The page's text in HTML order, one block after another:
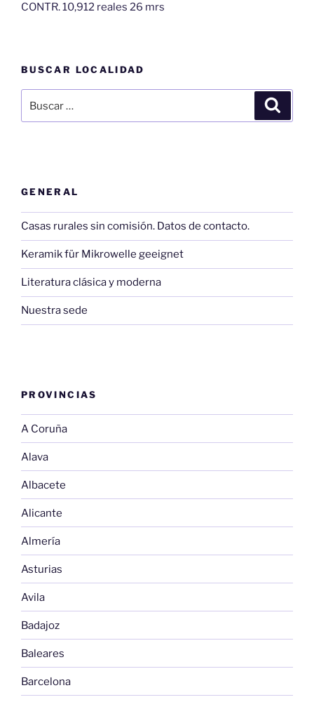
CONTR. 10,912 reales 26 mrs
BUSCAR LOCALIDAD
por:
GENERAL
Casas rurales sin comisión. Datos de contacto.
Keramik für Mikrowelle geeignet
Literatura clásica y moderna
Nuestra sede
PROVINCIAS
A Coruña
Alava
Albacete
Alicante
Almería
Asturias
Avila
Badajoz
Baleares
Barcelona